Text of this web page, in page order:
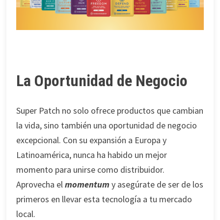
La Oportunidad de Negocio
Super Patch no solo ofrece productos que cambian
la vida, sino también una oportunidad de negocio
excepcional. Con su expansión a Europa y
Latinoamérica, nunca ha habido un mejor
momento para unirse como distribuidor.
Aprovecha elmomentum y asegúrate de ser de los
primeros en llevar esta tecnología a tu mercado
local.